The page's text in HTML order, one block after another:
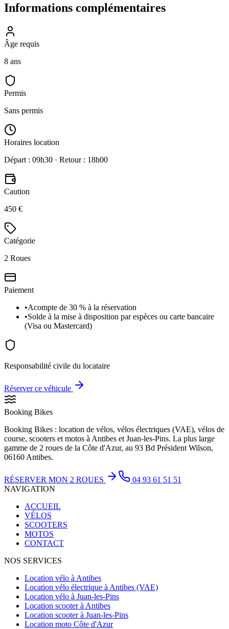
Informations complémentaires
Âge requis
8 ans
Permis
Sans permis
Horaires location
Départ : 09h30 · Retour : 18h00
Caution
450 €
Catégorie
2 Roues
Paiement
•Acompte de 30 % à la réservation
•Solde à la mise à disposition par espèces ou carte bancaire
(Visa ou Mastercard)
Responsabilité civile du locataire
Réserver ce véhicule
Booking Bikes
Booking Bikes : location de vélos, vélos électriques (VAE), vélos de
course, scooters et motos à Antibes et Juan-les-Pins. La plus large
gamme de 2 roues de la Côte d'Azur, au 93 Bd Président Wilson,
06160 Antibes.
RÉSERVER MON 2 ROUES
04 93 61 51 51
NAVIGATION
ACCUEIL
VÉLOS
SCOOTERS
MOTOS
CONTACT
NOS SERVICES
Location vélo à Antibes
Location vélo électrique à Antibes (VAE)
Location vélo à Juan-les-Pins
Location scooter à Antibes
Location scooter à Juan-les-Pins
Location moto Côte d'Azur